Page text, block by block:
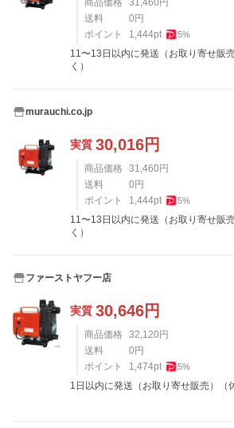
商品価格 31,460 円
送料
0 円
ポイント
1,444pt 5%
11〜13日以内に発送（お取り寄せ販
く）
murauchi.co.jp
実質 30,016円
商品価格 31,460 円
送料
0 円
ポイント
1,444pt 5%
11〜13日以内に発送（お取り寄せ販
く）
ファーストヤフー店
実質 30,646円
商品価格 32,120 円
送料
0 円
ポイント
1,474pt 5%
1日以内に発送（お取り寄せ販売）（